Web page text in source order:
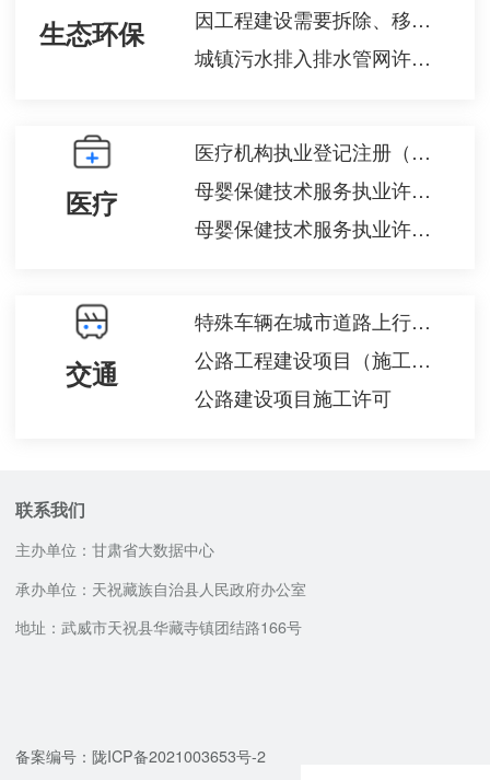
生态环保
因工程建设需要拆除、移动城镇排水与污水处理设施方案审核
城镇污水排入排水管网许可注销
医疗
医疗机构执业登记注册（新办）
母婴保健技术服务执业许可（助产技术、婚前医学检查、结扎手术、终止妊娠手术）校验
母婴保健技术服务执业许可（含产前筛查）
交通
特殊车辆在城市道路上行驶（包括经过城市桥梁）审批
公路工程建设项目（施工图）设计审批
公路建设项目施工许可
联系我们
主办单位：甘肃省大数据中心
承办单位：天祝藏族自治县人民政府办公室
地址：武威市天祝县华藏寺镇团结路166号
备案编号：陇ICP备2021003653号-2